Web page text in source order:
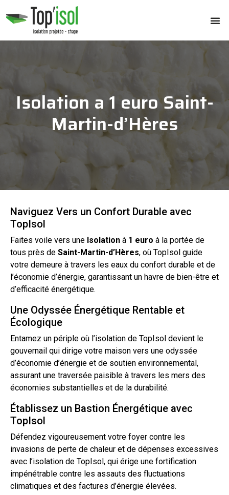
Isolation a 1 euro Saint-
Martin-d’Hères
Naviguez Vers un Confort Durable avec
TopIsol
Faites voile vers une Isolation à 1 euro à la portée de
tous près de Saint-Martin-d’Hères, où TopIsol guide
votre demeure à travers les eaux du confort durable et de
l’économie d’énergie, garantissant un havre de bien-être et
d’efficacité énergétique.
Une Odyssée Énergétique Rentable et
Écologique
Entamez un périple où l’isolation de TopIsol devient le
gouvernail qui dirige votre maison vers une odyssée
d’économie d’énergie et de soutien environnemental,
assurant une traversée paisible à travers les mers des
économies substantielles et de la durabilité.
Établissez un Bastion Énergétique avec
TopIsol
Défendez vigoureusement votre foyer contre les
invasions de perte de chaleur et de dépenses excessives
avec l’isolation de TopIsol, qui érige une fortification
impénétrable contre les assauts des fluctuations
climatiques et des factures d’énergie élevées.